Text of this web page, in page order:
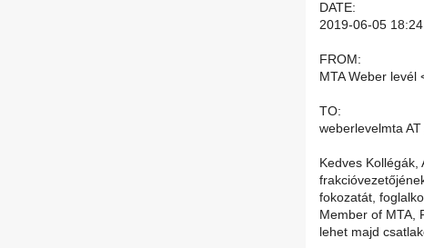
DATE:
2019-06-05 18:24
FROM:
MTA Weber levél
TO:
weberlevelmta
Kedves
fokozatát,
Member of MTA,
lehet majd